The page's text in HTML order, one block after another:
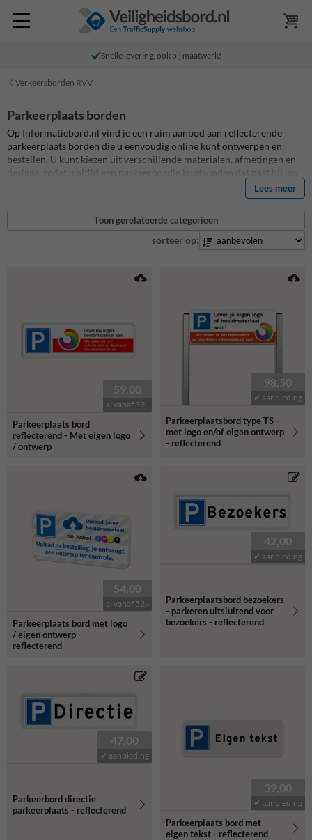
Snelle levering, ook bij maatwerk!
Verkeersborden RVV
Parkeerplaats borden
Op Informatiebord.nl vind je een ruim aanbod aan reflecterende
parkeerplaats borden die u eenvoudig online kunt ontwerpen en
bestellen. U kunt kiezen uit verschillende materialen, afmetingen en
designs, zodat u altijd een parkeerbordje kunt vinden dat past bij uw
specifieke wensen. Parkeerplaats borden zijn dé oplossing om aan te
geven voor wie parkeerplaatsen bestemd zijn. Zoals parkeerbordjes
directie of parkeerbordjes bezoekers, of specifieke gereserveerd voor
bezoekers, medewerkers of directie. Geef het eenvoudig aan met
parkeerbordjes per parkeerplaats. Je kunt ook zelf je eigen logo,
borden zijn standaard reflecterend en voorzien van een een anti-
Lees meer
Toon gerelateerde categorieën
sorteer op:
59,00
al vanaf 39,-
Parkeerplaats bord
reflecterend - Met eigen logo
/ ontwerp
98,50
✔ aanbieding
Parkeerplaatsbord type TS -
met logo en/of eigen ontwerp
- reflecterend
54,00
al vanaf 52,-
Parkeerplaats bord met logo
/ eigen ontwerp -
reflecterend
42,00
✔ aanbieding
Parkeerplaatsbord bezoekers
- parkeren uitsluitend voor
bezoekers - reflecterend
47,00
✔ aanbieding
Parkeerbord directie
parkeerplaats - reflecterend
39,00
✔ aanbieding
Parkeerplaats bord met
eigen tekst - reflecterend